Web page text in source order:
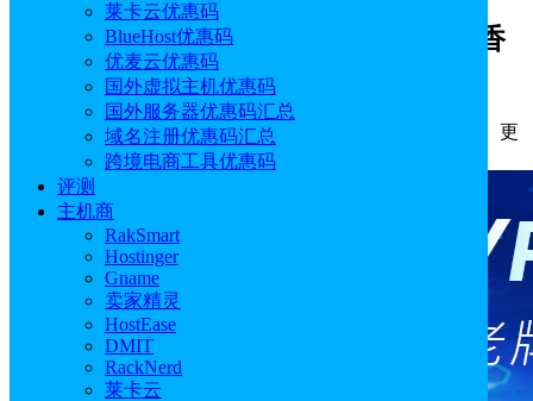
莱卡云优惠码
BlueHost优惠码
优麦云优惠码
国外虚拟主机优惠码
国外服务器优惠码汇总
域名注册优惠码汇总
跨境电商工具优惠码
评测
主机商
RakSmart
Hostinger
Gname
卖家精灵
HostEase
DMIT
RackNerd
莱卡云
HostUS香港VPS怎么样？HostUS便宜香
港VPS推荐
作者: Aimee 分类:评测 发布时间: 2023.12.09 11:07:40
更
新于: 2026.04.13 13:53:58